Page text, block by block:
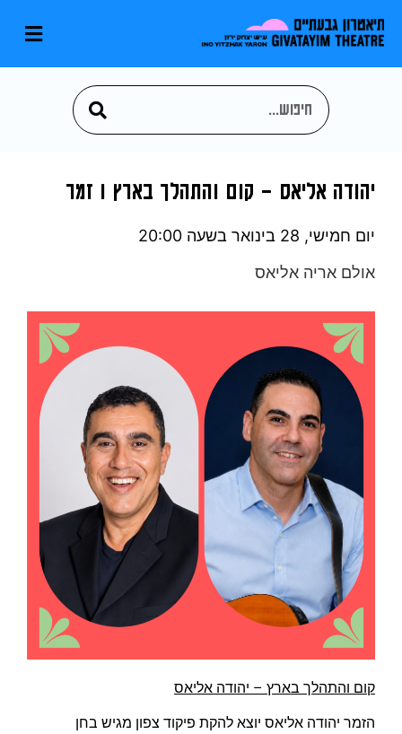
יהודה אליאס – קום והתהלך בארץ I זמר
יום חמישי, 28 בינואר
בשעה 20:00
אולם אריה אליאס
קום והתהלך בארץ – יהודה אליאס
הזמר יהודה אליאס יוצא להקת פיקוד צפון מגיש בחן